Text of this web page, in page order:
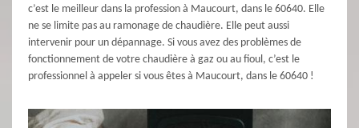
c’est le meilleur dans la profession à Maucourt, dans le 60640. Elle
ne se limite pas au ramonage de chaudière. Elle peut aussi
intervenir pour un dépannage. Si vous avez des problèmes de
fonctionnement de votre chaudière à gaz ou au fioul, c’est le
professionnel à appeler si vous êtes à Maucourt, dans le 60640 !